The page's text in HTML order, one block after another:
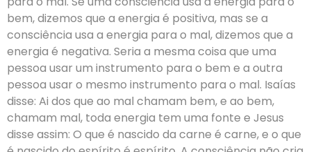
bem, dizemos que a energia é positiva, mas se a
consciência usa a energia para o mal, dizemos que a
energia é negativa. Seria a mesma coisa que uma
pessoa usar um instrumento para o bem e a outra
pessoa usar o mesmo instrumento para o mal. Isaías
disse: Ai dos que ao mal chamam bem, e ao bem,
chamam mal, toda energia tem uma fonte e Jesus
disse assim: O que é nascido da carne é carne, e o que